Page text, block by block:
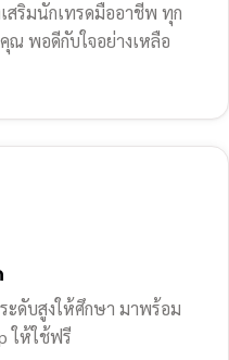
ริมนักเทรดมืออาชีพ ทุก
พอดีกับใจอย่างเหลือ
ะดับสูงให้ศึกษา มาพร้อม
ให้ใช้ฟรี